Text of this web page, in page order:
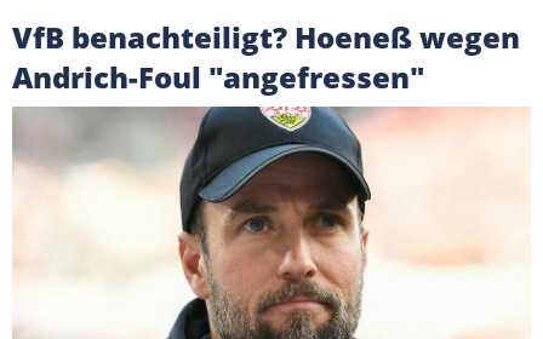
VfB benachteiligt? Hoeneß wegen
Andrich-Foul "angefressen"